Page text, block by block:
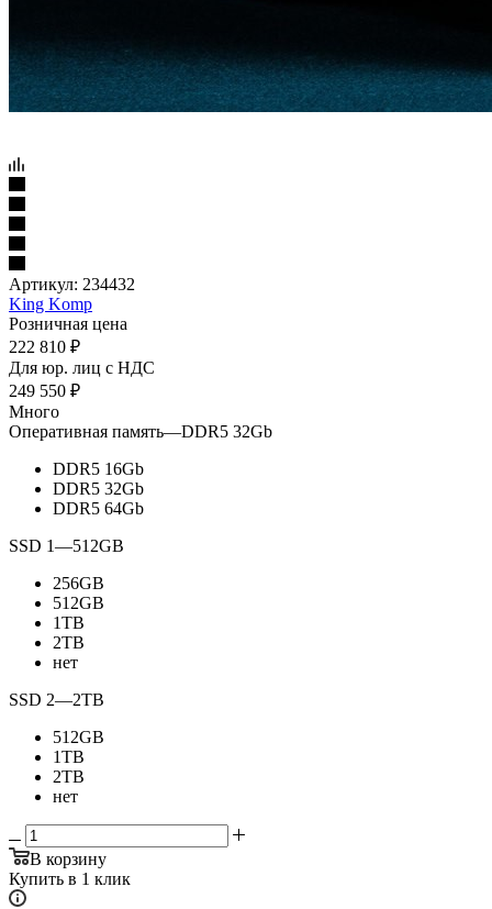
Артикул: 234432
King Komp
Розничная цена
222 810 ₽
Для юр. лиц c НДС
249 550 ₽
Много
Оперативная память—DDR5 32Gb
DDR5 16Gb
DDR5 32Gb
DDR5 64Gb
SSD 1—512GB
256GB
512GB
1TB
2TB
нет
SSD 2—2TB
512GB
1TB
2TB
нет
В корзину
Купить в 1 клик